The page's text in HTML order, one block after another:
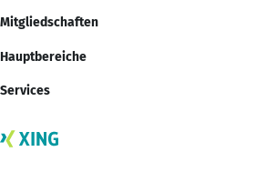
Mitgliedschaften
Hauptbereiche
Services